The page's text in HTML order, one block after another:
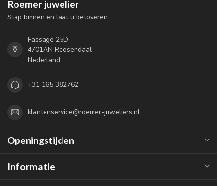
Roemer juwelier
Stap binnen en laat u betoveren!
Passage 25D
4701AN Roosendaal
Nederland
+31 165 382762
klantenservice@roemer-juweliers.nl
Openingstijden
Informatie